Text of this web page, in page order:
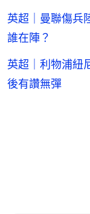
英超｜曼聯傷兵
誰在陣？
英超｜利物浦紐
後有讚無彈